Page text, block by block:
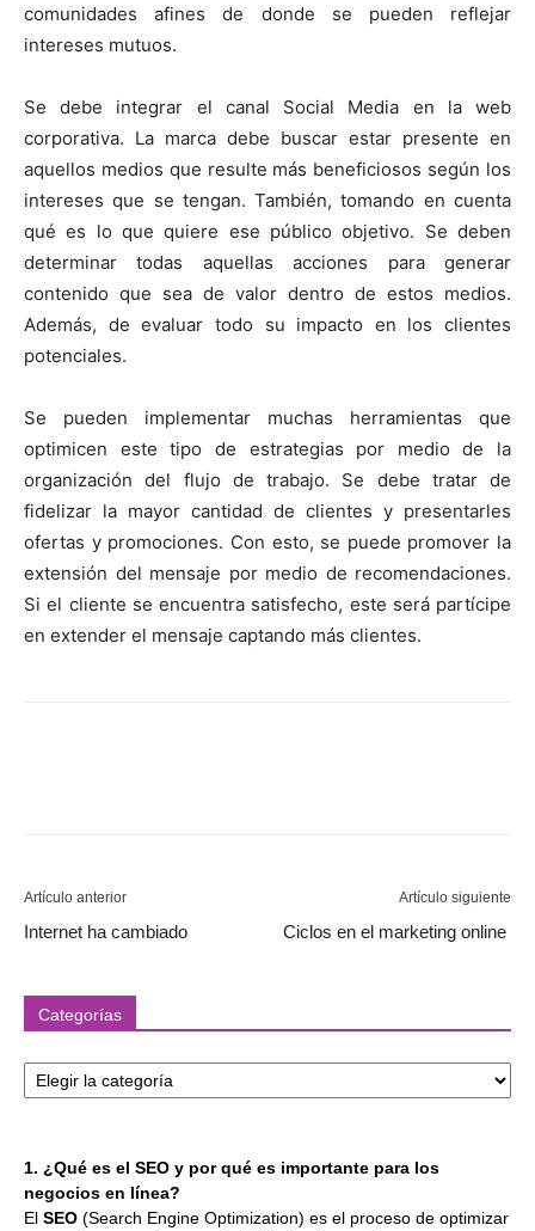
comunidades afines de donde se pueden reflejar
intereses mutuos.
Se debe integrar el canal Social Media en la web
corporativa. La marca debe buscar estar presente en
aquellos medios que resulte más beneficiosos según los
intereses que se tengan. También, tomando en cuenta
qué es lo que quiere ese público objetivo. Se deben
determinar todas aquellas acciones para generar
contenido que sea de valor dentro de estos medios.
Además, de evaluar todo su impacto en los clientes
potenciales.
Se pueden implementar muchas herramientas que
optimicen este tipo de estrategias por medio de la
organización del flujo de trabajo. Se debe tratar de
fidelizar la mayor cantidad de clientes y presentarles
ofertas y promociones. Con esto, se puede promover la
extensión del mensaje por medio de recomendaciones.
Si el cliente se encuentra satisfecho, este será partícipe
en extender el mensaje captando más clientes.
Artículo anterior
Internet ha cambiado
Artículo siguiente
Ciclos en el marketing online
Categorías
1. ¿Qué es el SEO y por qué es importante para los
negocios en línea?
El SEO (Search Engine Optimization) es el proceso de optimizar